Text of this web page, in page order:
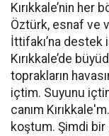
Kırıkkale’nin her
Öztürk, esnaf ve
İttifakı’na destek
Kırıkkale’de
toprakların
içtim. Suyunu
canım
koştum. Şimdi bir